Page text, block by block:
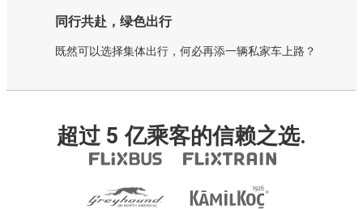
同行共赴，绿色出行
既然可以选择集体出行，何必再添一辆私家车上路？
超过 5 亿乘客的信赖之选.